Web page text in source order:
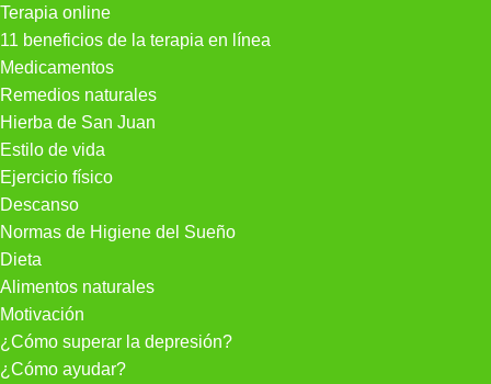
Terapia online
11 beneficios de la terapia en línea
Medicamentos
Remedios naturales
Hierba de San Juan
Estilo de vida
Ejercicio físico
Descanso
Normas de Higiene del Sueño
Dieta
Alimentos naturales
Motivación
¿Cómo superar la depresión?
¿Cómo ayudar?